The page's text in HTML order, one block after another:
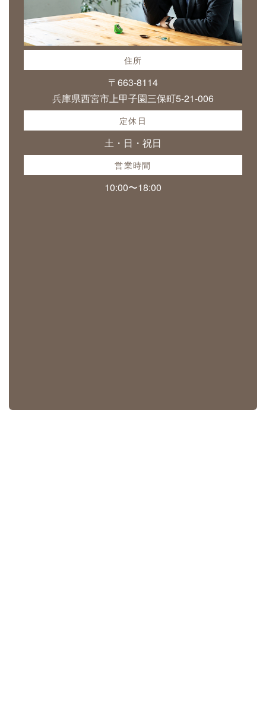
住所
〒663-8114
兵庫県西宮市上甲子園三保町5-21-006
定休日
土・日・祝日
営業時間
10:00〜18:00